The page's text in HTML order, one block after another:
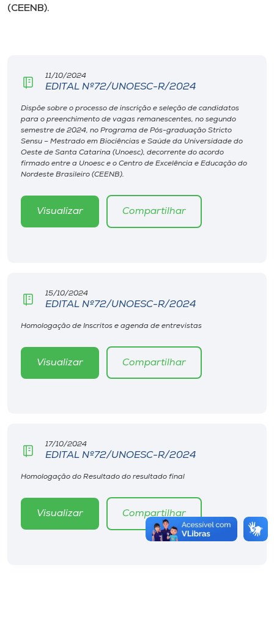
Museu
Unoesc
Store
Selecione
o idioma
(CEENB).
11/10/2024
EDITAL Nº72/UNOESC-R/2024
Dispõe sobre o processo de inscrição e seleção de candidatos
para o preenchimento de vagas remanescentes, no segundo
semestre de 2024, no Programa de Pós-graduação Stricto
Sensu – Mestrado em Biociências e Saúde da Universidade do
Oeste de Santa Catarina (Unoesc), decorrente do acordo
firmado entre a Unoesc e o Centro de Excelência e Educação do
Nordeste Brasileiro (CEENB).
Visualizar Compartilhar
15/10/2024
EDITAL Nº72/UNOESC-R/2024
Homologação de Inscritos e agenda de entrevistas
Visualizar Compartilhar
17/10/2024
EDITAL Nº72/UNOESC-R/2024
Homologação do Resultado do resultado final
Visualizar Compartilhar